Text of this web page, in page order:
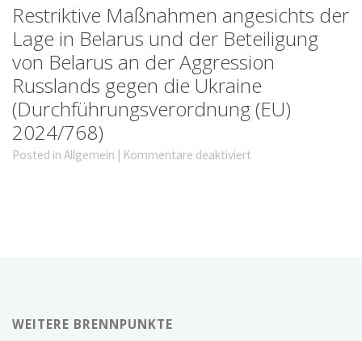
Restriktive Maßnahmen angesichts der
Lage in Belarus und der Beteiligung
von Belarus an der Aggression
Russlands gegen die Ukraine
(Durchführungsverordnung (EU)
2024/768)
Posted in Allgemein | Kommentare deaktiviert
WEITERE BRENNPUNKTE